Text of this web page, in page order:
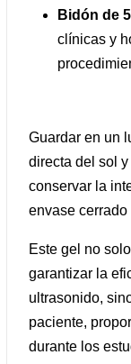
Bidón de
clínicas y
Guardar en un
directa del sol
conservar la
envase
Este gel no
garantizar la
ultrasonido,
paciente,
durante los